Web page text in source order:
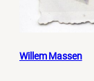
Willem Massen